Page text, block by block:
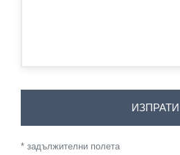
ИЗПРАТИ
* задължителни полета